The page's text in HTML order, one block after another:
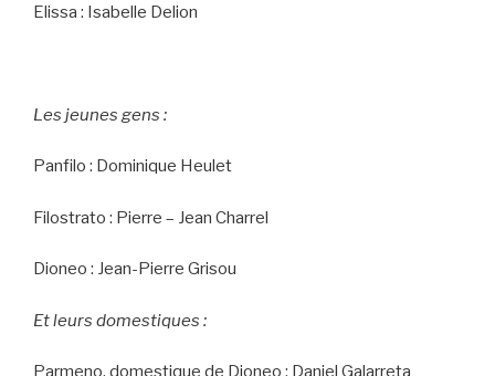
Elissa : Isabelle Delion
Les jeunes gens :
Panfilo : Dominique Heulet
Filostrato : Pierre – Jean Charrel
Dioneo : Jean-Pierre Grisou
Et leurs domestiques :
Parmeno, domestique de Dioneo : Daniel Galarreta